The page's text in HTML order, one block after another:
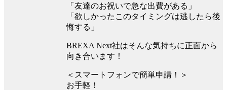
「友達のお祝いで急な出費がある」
「欲しかったこのタイミングは逃したら後
悔する」
BREXA Next社はそんな気持ちに正面から
向き合います！
＜スマートフォンで簡単申請！＞
お手軽！